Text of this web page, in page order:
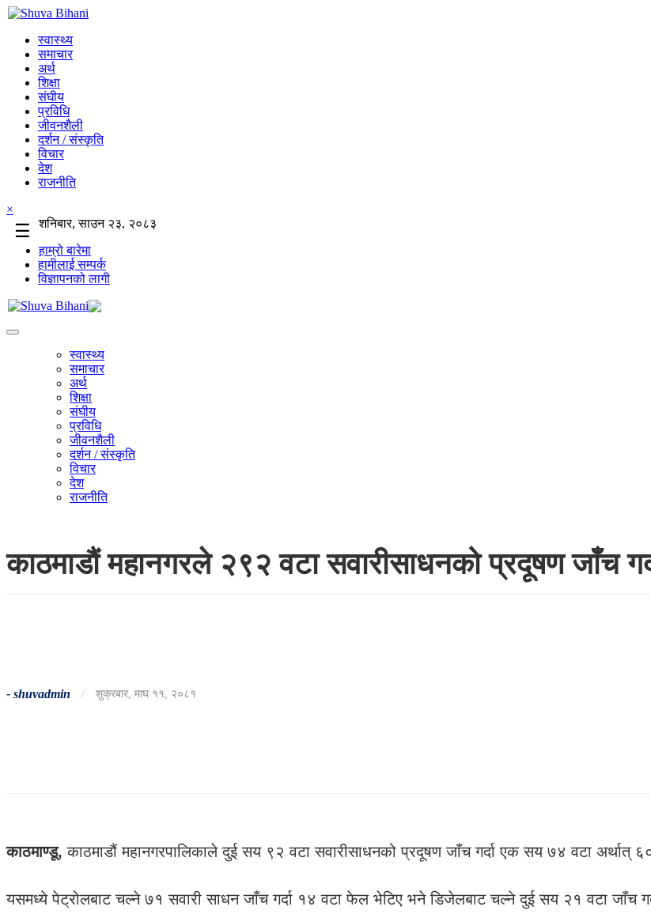
स्वास्थ्य
समाचार
अर्थ
शिक्षा
संघीय
प्रविधि
जीवनशैली
दर्शन / संस्कृति
विचार
देश
राजनीति
×
☰
शनिबार, साउन २३, २०८३
हाम्रो बारेमा
हामीलाई सम्पर्क
विज्ञापनको लागी
स्वास्थ्य
समाचार
अर्थ
शिक्षा
संघीय
प्रविधि
जीवनशैली
दर्शन / संस्कृति
विचार
देश
राजनीति
काठमाडौं महानगरले २९२ वटा सवारीसाधनको प्रदूषण जाँच
- shuvadmin / शुक्रबार, माघ ११, २०८१
काठमाण्डू,काठमाडौं महानगरपालिकाले दुई सय ९२ वटा सवारीसाधनको प्रदूषण जाँच गर्दा एक सय ७४ वटा
यसमध्ये पेट्रोलबाट चल्ने ७१ सवारी साधन जाँच गर्दा १४ वटा फेल भेटिए भने डिजेलबाट चल्ने दुई सय २१ वटा जाँच